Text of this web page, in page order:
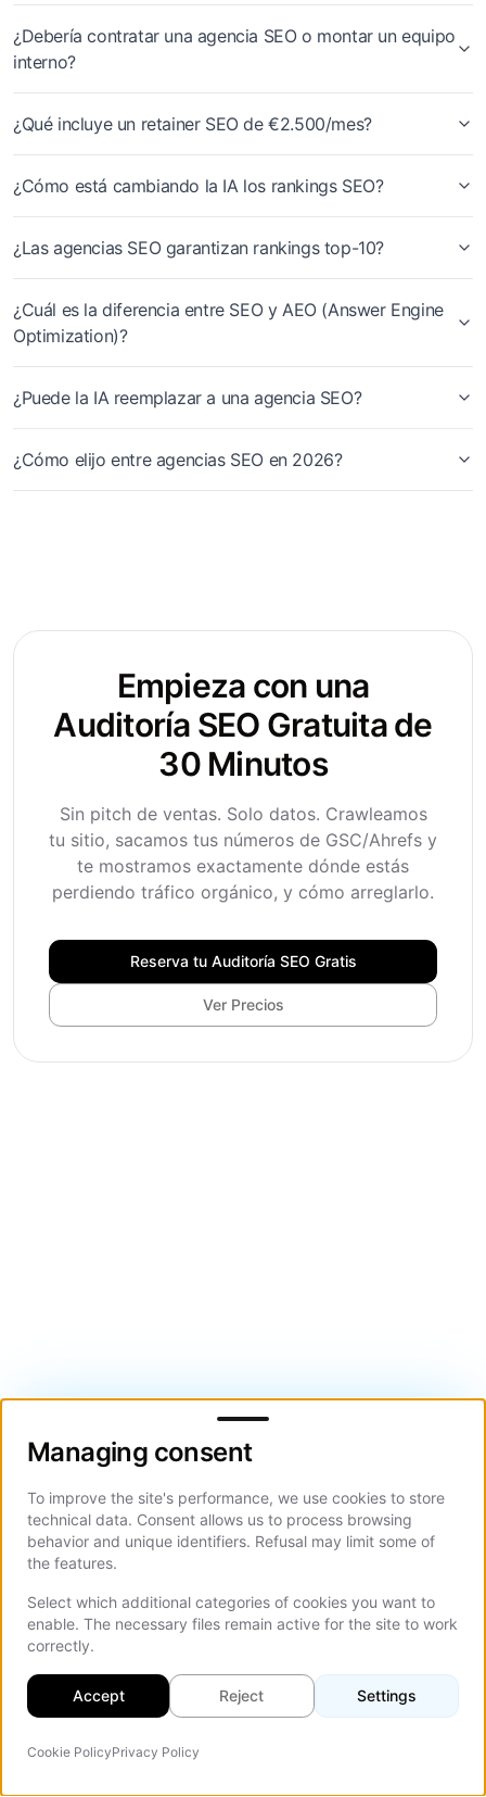
¿Debería contratar una agencia SEO o montar un equipo
interno?
¿Qué incluye un retainer SEO de €2.500/mes?
¿Cómo está cambiando la IA los rankings SEO?
¿Las agencias SEO garantizan rankings top-10?
¿Cuál es la diferencia entre SEO y AEO (Answer Engine
Optimization)?
¿Puede la IA reemplazar a una agencia SEO?
¿Cómo elijo entre agencias SEO en 2026?
Empieza con una
Auditoría SEO Gratuita de
30 Minutos
Sin pitch de ventas. Solo datos. Crawleamos
tu sitio, sacamos tus números de GSC/Ahrefs y
te mostramos exactamente dónde estás
perdiendo tráfico orgánico, y cómo arreglarlo.
Reserva tu Auditoría SEO Gratis
Ver Precios
Managing consent
Managing consent
To improve the site's performance, we use cookies to store
technical data. Consent allows us to process browsing
behavior and unique identifiers. Refusal may limit some of
the features.
Select which additional categories of cookies you want to
enable. The necessary files remain active for the site to work
correctly.
Accept Reject Settings
Cookie PolicyPrivacy Policy